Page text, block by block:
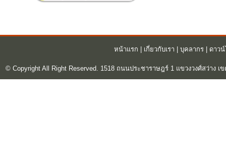
หน้าแรก เกี่ยวกับเรา บุคลากร| ดาว
© Copyright All Right Reserved. 1518 ถนนประชาราษฎร์ 1 แขวงวงศ์สว่าง